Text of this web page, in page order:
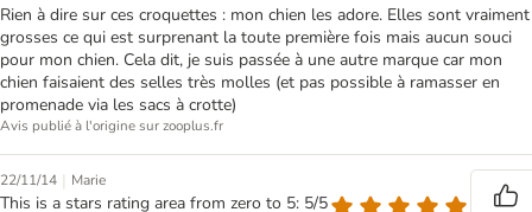
Rien à dire sur ces croquettes : mon chien les adore. Elles sont vraiment
grosses ce qui est surprenant la toute première fois mais aucun souci
pour mon chien. Cela dit, je suis passée à une autre marque car mon
chien faisaient des selles très molles (et pas possible à ramasser en
promenade via les sacs à crotte)
Avis publié à l'origine sur zooplus.fr
22/11/14 | Marie
This is a stars rating area from zero to 5: 5/5